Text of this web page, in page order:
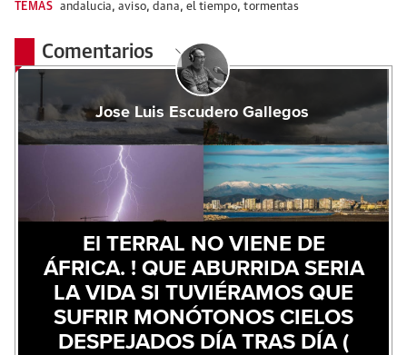
TEMAS andalucia,aviso,dana, el tiempo,tormentas
Comentarios
Jose Luis Escudero Gallegos
El TERRAL NO VIENE DE
ÁFRICA. ! QUE ABURRIDA SERIA
LA VIDA SI TUVIÉRAMOS QUE
SUFRIR MONÓTONOS CIELOS
DESPEJADOS DÍA TRAS DÍA (